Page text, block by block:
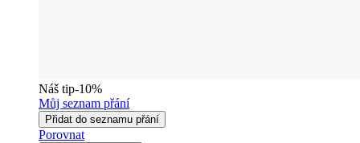
Náš tip-10%
Můj seznam přání
Přidat do seznamu přání
Porovnat